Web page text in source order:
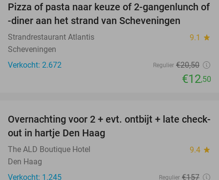
39%
Pizza of pasta naar keuze of 2-gangenlunch of
-diner aan het strand van Scheveningen
Strandrestaurant Atlantis 9.1 star
Scheveningen
Verkocht: 2.672
Regulier €20,50
€12,50
30%
Overnachting voor 2 + evt. ontbijt + late check-
out in hartje Den Haag
The ALD Boutique Hotel 9.4 star
Den Haag
Verkocht: 1.245
Regulier €157